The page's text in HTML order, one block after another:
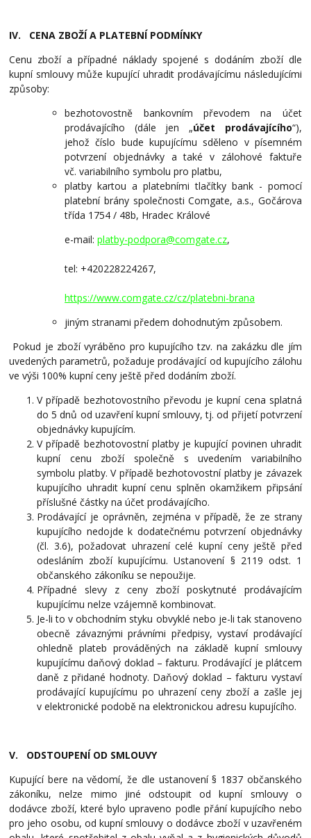
IV. CENA ZBOŽÍ A PLATEBNÍ PODMÍNKY
Cenu zboží a případné náklady spojené s dodáním zboží dle
kupní smlouvy může kupující uhradit prodávajícímu následujícími
způsoby:
bezhotovostně bankovním převodem na účet
prodávajícího (dále jen „účet prodávajícího“),
jehož číslo bude kupujícímu sděleno v písemném
potvrzení objednávky a také v zálohové faktuře
vč. variabilního symbolu pro platbu,
platby kartou a platebními tlačítky bank - pomocí
platební brány společnosti Comgate, a.s., Gočárova
třída 1754 / 48b, Hradec Králové
e-mail:platby-podpora@comgate.cz,
tel: +420228224267,
https://www.comgate.cz/cz/platebni-brana
jiným stranami předem dohodnutým způsobem.
Pokud je zboží vyráběno pro kupujícího tzv. na zakázku dle jím
uvedených parametrů, požaduje prodávající od kupujícího zálohu
ve výši 100% kupní ceny ještě před dodáním zboží.
V případě bezhotovostního převodu je kupní cena splatná
do 5 dnů od uzavření kupní smlouvy, tj. od přijetí potvrzení
objednávky kupujícím.
V případě bezhotovostní platby je kupující povinen uhradit
kupní cenu zboží společně s uvedením variabilního
symbolu platby. V případě bezhotovostní platby je závazek
kupujícího uhradit kupní cenu splněn okamžikem připsání
příslušné částky na účet prodávajícího.
Prodávající je oprávněn, zejména v případě, že ze strany
kupujícího nedojde k dodatečnému potvrzení objednávky
(čl. 3.6), požadovat uhrazení celé kupní ceny ještě před
odesláním zboží kupujícímu. Ustanovení § 2119 odst. 1
občanského zákoníku se nepoužije.
Případné slevy z ceny zboží poskytnuté prodávajícím
kupujícímu nelze vzájemně kombinovat.
Je-li to v obchodním styku obvyklé nebo je-li tak stanoveno
obecně závaznými právními předpisy, vystaví prodávající
ohledně plateb prováděných na základě kupní smlouvy
kupujícímu daňový doklad – fakturu. Prodávající je plátcem
daně z přidané hodnoty. Daňový doklad – fakturu vystaví
prodávající kupujícímu po uhrazení ceny zboží a zašle jej
v elektronické podobě na elektronickou adresu kupujícího.
V. ODSTOUPENÍ OD SMLOUVY
Kupující bere na vědomí, že dle ustanovení § 1837 občanského
zákoníku, nelze mimo jiné odstoupit od kupní smlouvy o
dodávce zboží, které bylo upraveno podle přání kupujícího nebo
pro jeho osobu, od kupní smlouvy o dodávce zboží v uzavřeném